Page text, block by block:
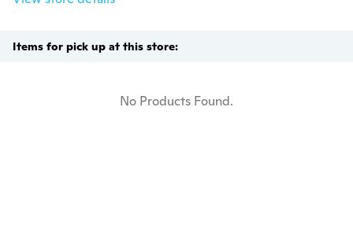
Items for pick up at this store:
No Products Found.